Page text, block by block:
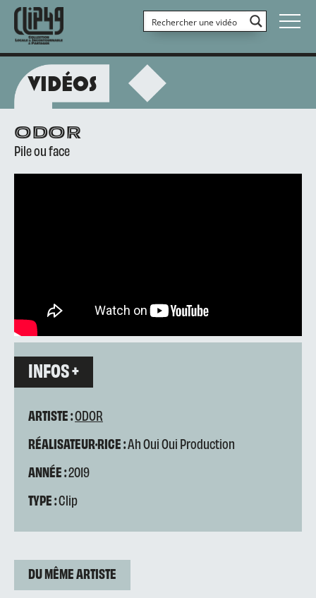
VIDÉOS
ODOR
Pile ou face
INFOS +
ARTISTE :ODOR
RÉALISATEUR·RICE :Ah Oui Oui Production
ANNÉE :2019
TYPE :Clip
DU MÊME ARTISTE